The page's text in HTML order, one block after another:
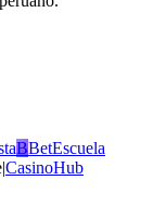
BBetEscuela
|CasinoHub